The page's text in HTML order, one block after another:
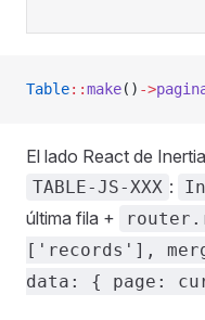
Table::make() ->
El lado React de
TABLE-JS-XXX :
última fila +
['records'],
data: { page: